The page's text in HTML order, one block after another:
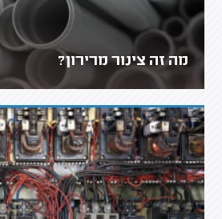
מה זה צינור מרירון?